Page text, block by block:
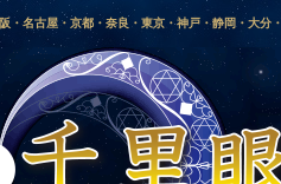
・名古屋・京都・奈良・東京・神戸・静岡・大分
香川・山形・岡山・横浜・千葉・福島・岩手・高
・栃木・金沢・佐賀・長崎・鳥取・富山・新潟・